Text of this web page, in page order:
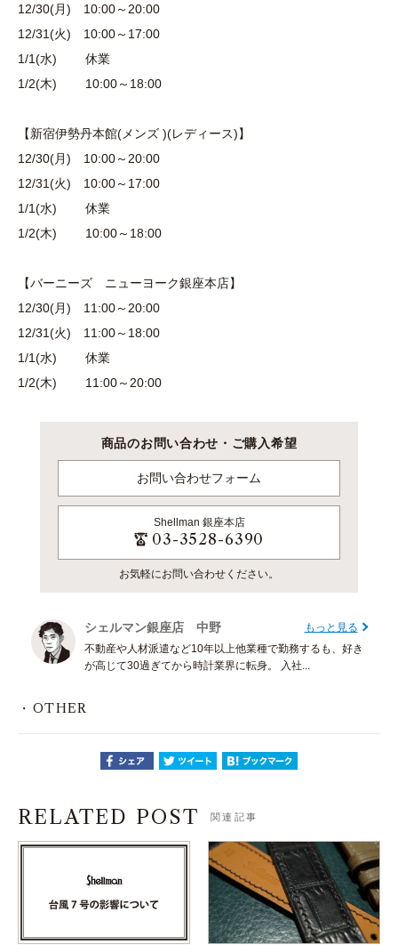
12/30(月) 10:00～20:00
12/31(火) 10:00～17:00
1/1(水) 休業
1/2(木) 10:00～18:00
【新宿伊勢丹本館(メンズ )(レディース)】
12/30(月) 10:00～20:00
12/31(火) 10:00～17:00
1/1(水) 休業
1/2(木) 10:00～18:00
【バーニーズ ニューヨーク銀座本店】
12/30(月) 11:00～20:00
12/31(火) 11:00～18:00
1/1(水) 休業
1/2(木) 11:00～20:00
商品のお問い合わせ・ご購入希望
お問い合わせフォーム
Shellman 銀座本店
03-3528-6390
お気軽にお問い合わせください。
シェルマン銀座店 中野
もっと見る
不動産や人材派遣など10年以上他業種で勤務するも、好き
が高じて30過ぎてから時計業界に転身。 入社...
OTHER
RELATED POST 関連記事